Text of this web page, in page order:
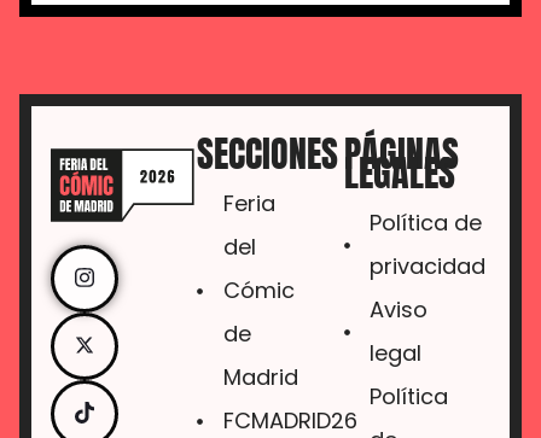
SECCIONES
Feria
del
Cómic
de
Madrid
FCMADRID26
PÁGINAS
LEGALES
Política de
privacidad
Aviso
legal
Política